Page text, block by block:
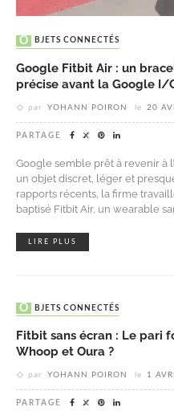
OBJETS CONNECTÉS
Google Fitbit Air : un
précise avant la Google I/
par YOHANN POIRON le 20
PARTAGE
Google semble prêt à revenir à
un objet discret, léger et
rapports récents, la firme
baptisé Fitbit Air, un wearable
LIRE PLUS
OBJETS CONNECTÉS
Fitbit sans écran : Le pari
Whoop et Oura ?
par YOHANN POIRON le 1
PARTAGE